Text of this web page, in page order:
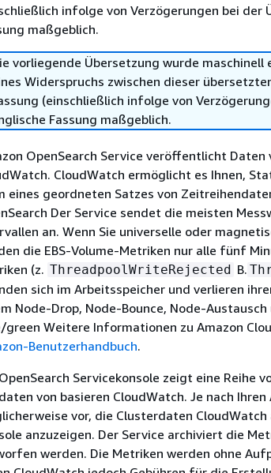
infolge von Verzögerungen bei der
maßgeblich.
vorliegende Übersetzung wurde
Widerspruchs zwischen dieser
(einschließlich infolge von
Fassung maßgeblich.
OpenSearch Service veröffentlicht Daten
CloudWatch ermöglicht es Ihnen,
eines geordneten Satzes von
Der Service sendet die meisten
an. Wenn Sie universelle oder
die EBS-Volume-Metriken nur alle fünf
(z. ThreadpoolWriteRejected B.
sich im Arbeitsspeicher und verlieren
Node-Drop, Node-Bounce, Node-
green Weitere Informationen zu Amazon
Benutzerhandbuch.
Servicekonsole zeigt eine Reihe
von basieren CloudWatch. Je nach
vor, die Clusterdaten
anzuzeigen. Der Service archiviert die
werden. Die Metriken werden ohne